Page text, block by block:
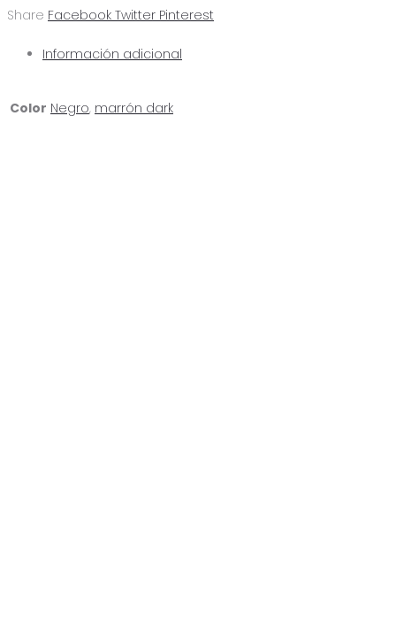
Share Facebook Twitter Pinterest
Información adicional
Color Negro, marrón dark